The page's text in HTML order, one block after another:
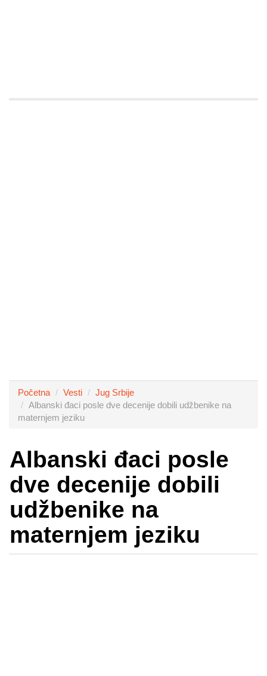
Početna Vesti
Jug Srbije
Albanski đaci posle dve decenije dobili udžbenike na
maternjem jeziku
Albanski đaci posle
dve decenije dobili
udžbenike na
maternjem jeziku